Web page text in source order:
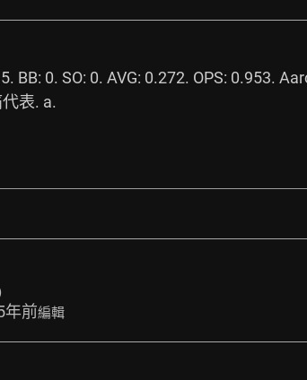
BB: 0. SO: 0. AVG: 0.272. OPS: 0.953.
表. a.
年前編輯